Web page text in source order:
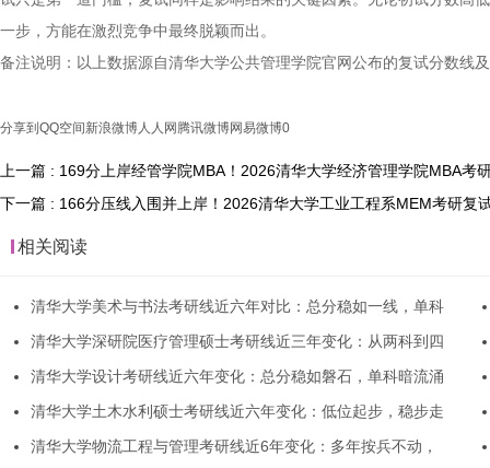
一步，方能在激烈竞争中最终脱颖而出。
备注说明：以上数据源自清华大学公共管理学院官网公布的复试分数线
分享到 QQ空间 新浪微博人人网 腾讯微博网易微博0
上一篇 : 169分上岸经管学院MBA！2026清华大学经济管理学院MBA考
下一篇 : 166分压线入围并上岸！2026清华大学工业工程系MEM考研复
相关阅读
清华大学美术与书法考研线近六年对比：总分稳如一线，单科
清华大学深研院医疗管理硕士考研线近三年变化：从两科到四
清华大学设计考研线近六年变化：总分稳如磐石，单科暗流涌
清华大学土木水利硕士考研线近六年变化：低位起步，稳步走
清华大学物流工程与管理考研线近6年变化：多年按兵不动，